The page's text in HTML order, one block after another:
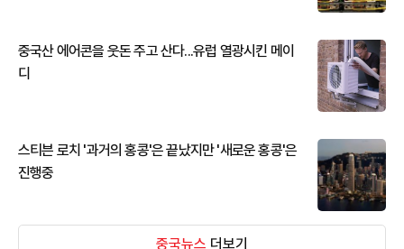
중국산 에어콘을 웃돈 주고 산다...유럽 열광시킨 메이
디
스티븐 로치 '과거의 홍콩'은 끝났지만 '새로운 홍콩'은
진행중
중국뉴스 더보기